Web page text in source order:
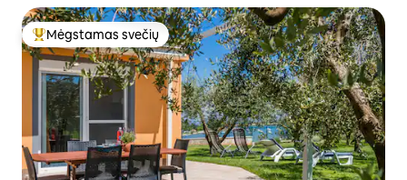
Svečių mėgstamiausias
Mėgstamas svečių